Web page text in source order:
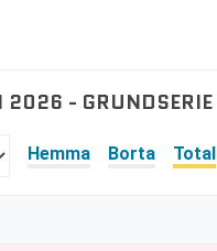
2026 - GRUNDSERIE
Hemma Borta Total